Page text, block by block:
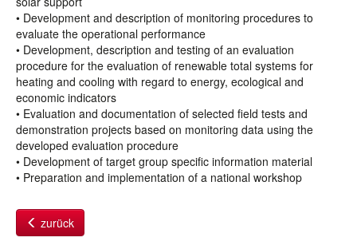
• Development and description of monitoring procedures to
evaluate the operational performance
• Development, description and testing of an evaluation
procedure for the evaluation of renewable total systems for
heating and cooling with regard to energy, ecological and
economic indicators
• Evaluation and documentation of selected field tests and
demonstration projects based on monitoring data using the
developed evaluation procedure
• Development of target group specific information material
• Preparation and implementation of a national workshop
zurück